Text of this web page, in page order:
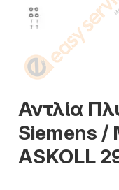
Αντλία
Siemens /
ASKOLL